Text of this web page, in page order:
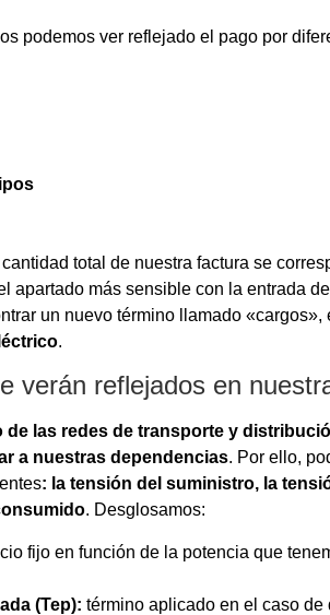
podemos ver reflejado el pago por
total de nuestra factura se
apartado más sensible con la entrada
un nuevo término llamado «cargos»,
.
verán reflejados en
de las redes de transporte y
a nuestras dependencias. Por ello,
: la tensión del suministro, la
. Desglosamos:
fijo en función de la potencia que
(Tep): término aplicado en el caso de